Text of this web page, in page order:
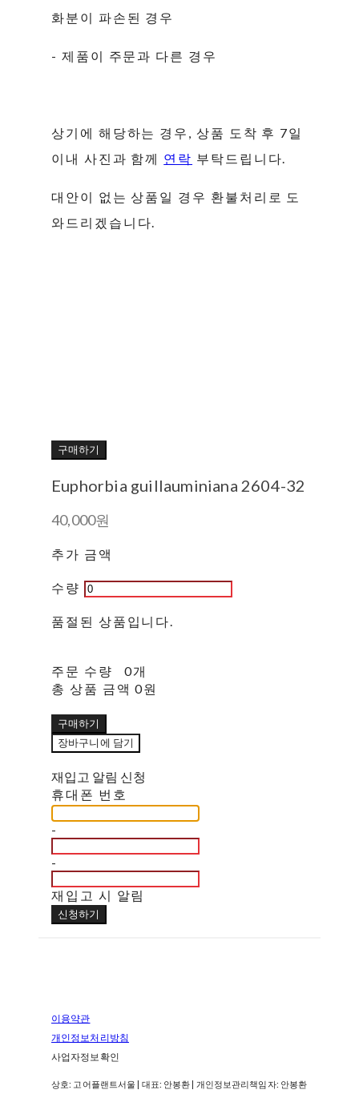
화분이 파손된 경우
- 제품이 주문과 다른 경우
상기에 해당하는 경우, 상품 도착 후 7일
이내 사진과 함께 연락 부탁드립니다.
대안이 없는 상품일 경우 환불처리로 도
와드리겠습니다.
구매하기
Euphorbia guillauminiana 2604-32
40,000원
추가 금액
수량
품절된 상품입니다.
주문 수량
0개
총 상품 금액 0원
구매하기
장바구니에 담기
재입고 알림 신청
휴대폰 번호
-
-
재입고 시 알림
신청하기
이용약관
개인정보처리방침
사업자정보확인
상호: 고어플랜트서울 | 대표: 안봉환 | 개인정보관리책임자: 안봉환